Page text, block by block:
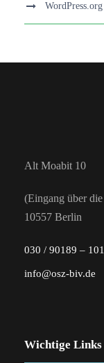
WordPress.org
Alt Moabit 10
(Eingang über
10557 Berlin
030 / 90189 –
info@osz-biv.de
Wichtige Links